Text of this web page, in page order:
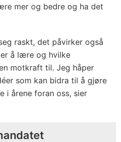
mer og bedre og ha det
raskt, det påvirker også
å lære og hvilke
motkraft til. Jeg håper
som kan bidra til å gjøre
i årene foran oss, sier